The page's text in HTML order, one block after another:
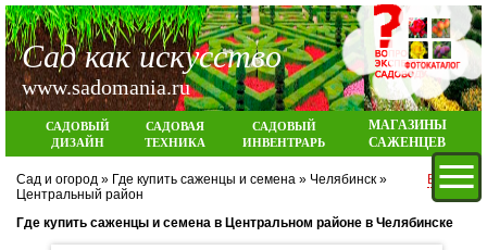
Сад как искусство
www.sadomania.ru
САДОВЫЙ
ДИЗАЙН
САДОВАЯ
ТЕХНИКА
САДОВЫЙ
ИНВЕНТРАРЬ
МАГАЗИНЫ
САЖЕНЦЕВ
Сад и огород » Где купить саженцы и семена » Челябинск »
Центральный район
Вход
Где купить саженцы и семена в Центральном районе в Челябинске